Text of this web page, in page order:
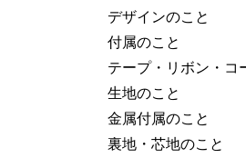
デザインのこと
付属のこと
テープ・リボン・コ
生地のこと
金属付属のこと
裏地・芯地のこと